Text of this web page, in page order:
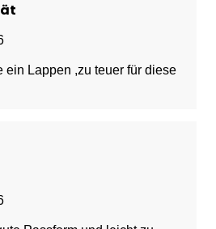
ein Lappen ,zu teuer für diese